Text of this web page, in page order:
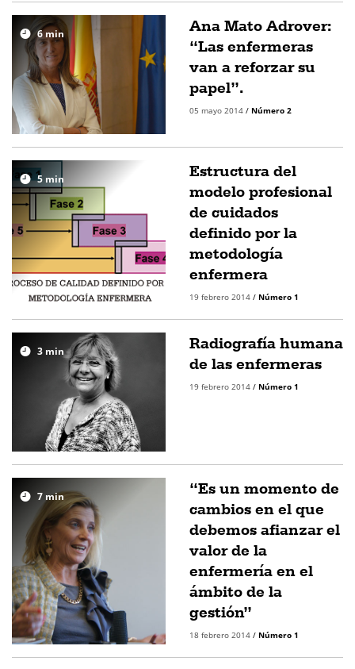
6min
Ana Mato Adrover:
“Las enfermeras
van a reforzar su
papel”.
05 mayo 2014 / Número 2
5 min
Estructura del
modelo profesional
de cuidados
definido por la
metodología
enfermera
19 febrero 2014 / Número 1
3 min
Radiografía humana
de las enfermeras
19 febrero 2014 / Número 1
7 min
“Es un momento de
cambios en el que
debemos afianzar el
valor de la
enfermería en el
ámbito de la
gestión”
18 febrero 2014 / Número 1